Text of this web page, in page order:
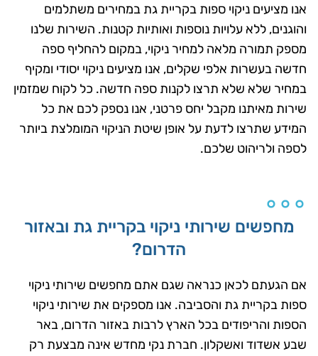
אנו מציעים ניקוי ספות בקריית גת במחירים משתלמים
והוגנים, ללא עלויות נוספות ואותיות קטנות. השירות שלנו
מספק תמורה מלאה למחיר ניקוי, במקום להחליף ספה
חדשה בעשרות אלפי שקלים, אנו מציעים ניקוי יסודי ומקיף
במחיר שלא שלא תרצו לקנות ספה חדשה. כל לקוח שמזמין
שירות מאיתנו מקבל יחס פרטני, אנו נספק לכם את כל
המידע שתרצו לדעת על אופן שיטת הניקוי המומלצת ביותר
לספה ולריהוט שלכם.
מחפשים שירותי ניקוי בקריית גת ובאזור
הדרום?
אם הגעתם לכאן כנראה שגם אתם מחפשים שירותי ניקוי
ספות בקריית גת והסביבה. אנו מספקים את שירותי ניקוי
הספות והריפודים בכל הארץ לרבות באזור הדרום, באר
שבע אשדוד ואשקלון. חברת נקי מחדש אינה מבצעת רק